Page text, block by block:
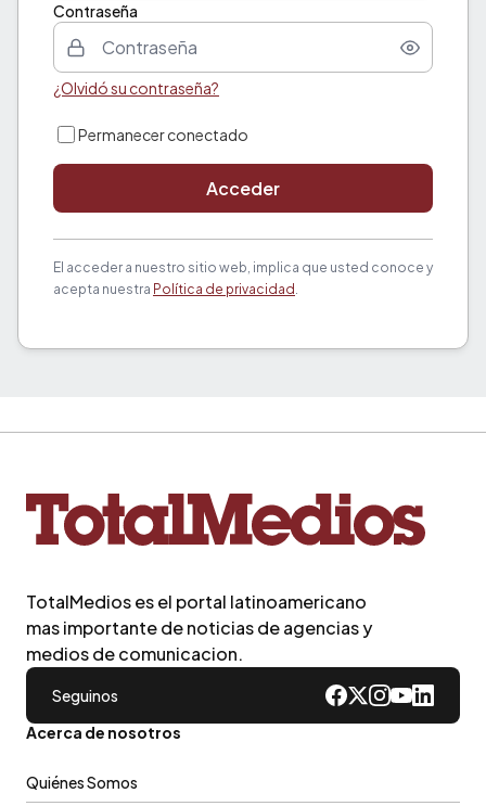
Contraseña
¿Olvidó su contraseña?
Permanecer conectado
Acceder
El acceder a nuestro sitio web, implica que usted conoce y
acepta nuestra Política de privacidad .
TotalMedios es el portal latinoamericano
mas importante de noticias de agencias y
medios de comunicacion.
Seguinos
Acerca de nosotros
Quiénes Somos